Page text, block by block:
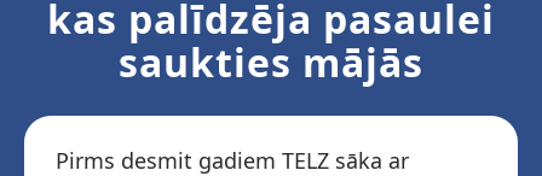
kas palīdzēja pasaulei
saukties mājās
Pirms desmit gadiem TELZ sāka ar